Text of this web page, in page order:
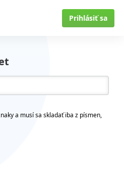
Prihlásiť sa
a musí sa skladať iba z písmen,